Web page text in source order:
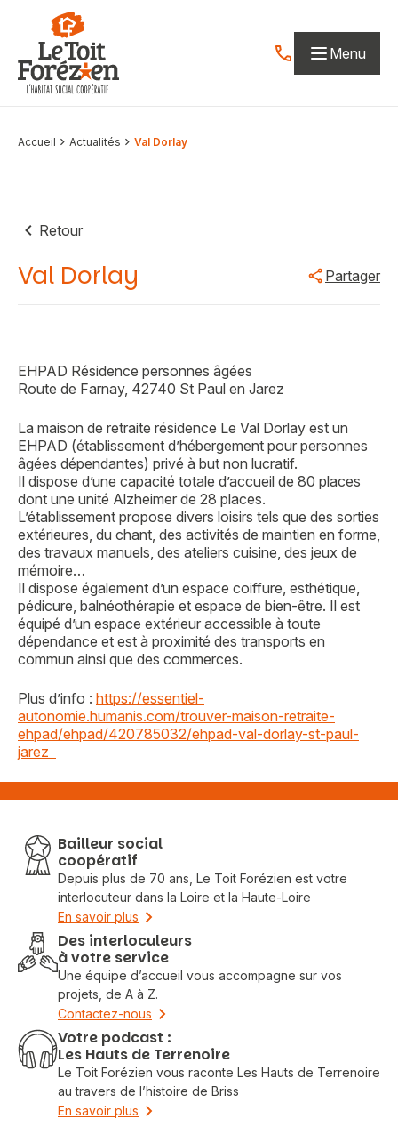
Aller au contenu
Contactez-nous
Menu
Vous recherchez&nbsp;:
Accueil Actualités Val Dorlay
Retour
Val Dorlay Partager
EHPAD Résidence personnes âgées
Route de Farnay, 42740 St Paul en Jarez
La maison de retraite résidence Le Val Dorlay est un
EHPAD (établissement d’hébergement pour personnes
âgées dépendantes) privé à but non lucratif.
Il dispose d’une capacité totale d’accueil de 80 places
dont une unité Alzheimer de 28 places.
L’établissement propose divers loisirs tels que des sorties
extérieures, du chant, des activités de maintien en forme,
des travaux manuels, des ateliers cuisine, des jeux de
mémoire…
Il dispose également d’un espace coiffure, esthétique,
pédicure, balnéothérapie et espace de bien-être. Il est
équipé d’un espace extérieur accessible à toute
dépendance et est à proximité des transports en
commun ainsi que des commerces.
Plus d’info : https://essentiel-
autonomie.humanis.com/trouver-maison-retraite-
ehpad/ehpad/420785032/ehpad-val-dorlay-st-paul-
jarez
Bailleur social
coopératif
Depuis plus de 70 ans, Le Toit Forézien est votre
interlocuteur dans la Loire et la Haute-Loire
En savoir plus
Des interloculeurs
à votre service
Une équipe d’accueil vous accompagne sur vos
projets, de A à Z.
Contactez-nous
Votre podcast :
Les Hauts de Terrenoire
Le Toit Forézien vous raconte Les Hauts de Terrenoire
au travers de l’histoire de Briss
En savoir plus